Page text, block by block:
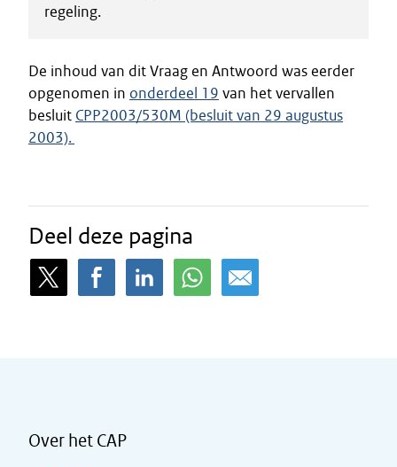
regeling.
De inhoud van dit Vraag en Antwoord was eerder
opgenomen in onderdeel 19 van het vervallen
besluit CPP2003/530M (besluit van 29 augustus
2003).
Deel deze pagina
Over het CAP